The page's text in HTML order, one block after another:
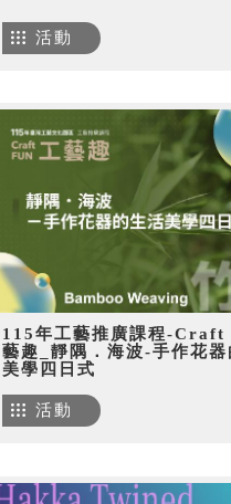
活動
115年工藝推廣課程-Craft
藝趣_靜隅．海波-手作花器
美學四日式
活動